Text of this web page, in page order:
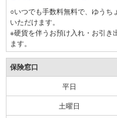
○いつでも手数料無料で、ゆうち
いただけます。
※硬貨を伴うお預け入れ・お引き
ます。
保険窓口
平日
土曜日